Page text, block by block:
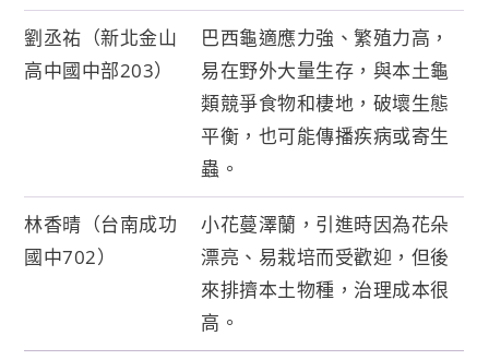
劉丞祐（新北金山
高中國中部203）
巴西龜適應力強、繁殖力高，
易在野外大量生存，與本土龜
類競爭食物和棲地，破壞生態
平衡，也可能傳播疾病或寄生
蟲。
林香晴（台南成功
國中702）
小花蔓澤蘭，引進時因為花朵
漂亮、易栽培而受歡迎，但後
來排擠本土物種，治理成本很
高。